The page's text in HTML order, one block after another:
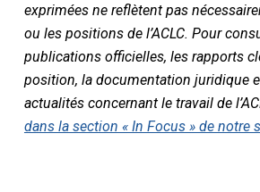
exprimées ne reflètent pas
ou les positions de l’ACLC. Pour
publications officielles, les rapports
position, la documentation juridique
actualités concernant le travail de
dans la section « In Focus » de notre